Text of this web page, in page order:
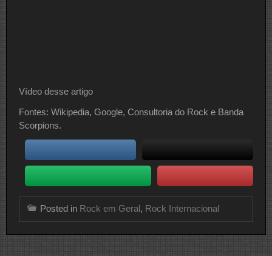
Vídeo desse artigo
Fontes: Wikipedia, Google, Consultoria do Rock e Banda
Scorpions.
Posted in Rock em Geral, Rock Internacional